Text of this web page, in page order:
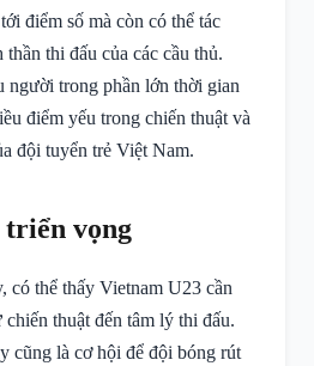
điểm số mà còn có thể tác
thi đấu của các cầu thủ.
người trong phần lớn thời gian
điểm yếu trong chiến thuật và
đội tuyển trẻ Việt Nam.
triển vọng
có thể thấy Vietnam U23 cần
thuật đến tâm lý thi đấu.
cũng là cơ hội để đội bóng rút